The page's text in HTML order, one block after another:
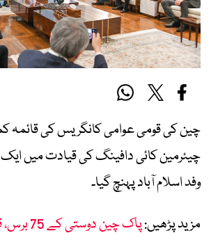
چین کی قومی عوامی کانگریس کی قائمہ
چیئرمین کائی دافینگ کی قیادت میں
وفد اسلام آباد پہنچ گیا۔
مزید پڑھیں:
پاک چین